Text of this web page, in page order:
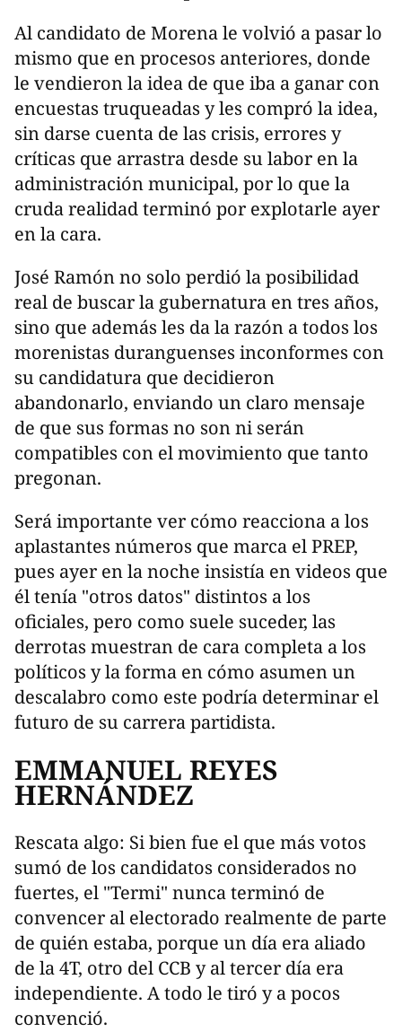
Al candidato de Morena le volvió a pasar lo
mismo que en procesos anteriores, donde
le vendieron la idea de que iba a ganar con
encuestas truqueadas y les compró la idea,
sin darse cuenta de las crisis, errores y
críticas que arrastra desde su labor en la
administración municipal, por lo que la
cruda realidad terminó por explotarle ayer
en la cara.
José Ramón no solo perdió la posibilidad
real de buscar la gubernatura en tres años,
sino que además les da la razón a todos los
morenistas duranguenses inconformes con
su candidatura que decidieron
abandonarlo, enviando un claro mensaje
de que sus formas no son ni serán
compatibles con el movimiento que tanto
pregonan.
Será importante ver cómo reacciona a los
aplastantes números que marca el PREP,
pues ayer en la noche insistía en videos que
él tenía "otros datos" distintos a los
oficiales, pero como suele suceder, las
derrotas muestran de cara completa a los
políticos y la forma en cómo asumen un
descalabro como este podría determinar el
futuro de su carrera partidista.
EMMANUEL REYES
HERNÁNDEZ
Rescata algo: Si bien fue el que más votos
sumó de los candidatos considerados no
fuertes, el "Termi" nunca terminó de
convencer al electorado realmente de parte
de quién estaba, porque un día era aliado
de la 4T, otro del CCB y al tercer día era
independiente. A todo le tiró y a pocos
convenció.